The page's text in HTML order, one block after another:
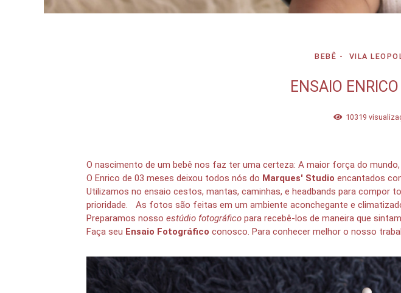
BEBÊ VILA
ENSAIO
10319
O nascimento de um bebê nos faz ter uma certeza: A maior força do mundo,
O Enrico de 03 meses deixou todos nós do Marques' Studio encantados
Utilizamos no ensaio cestos, mantas, caminhas, e headbands para
prioridade. As fotos são feitas em um ambiente aconchegante e
Preparamos nosso estúdio fotográfico para recebê-los de maneira que
Faça seu Ensaio Fotográfico conosco. Para conhecer melhor o nosso